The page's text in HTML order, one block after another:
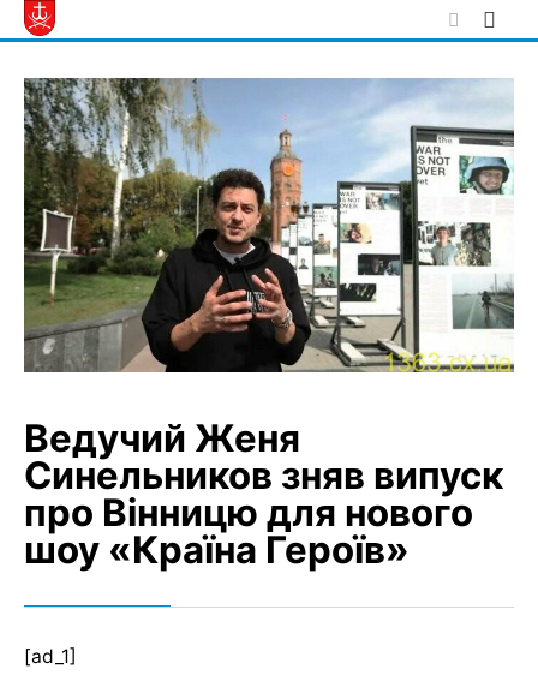
Skip
to
Ведучий Женя
Синельников зняв випуск
про Вінницю для нового
шоу «Країна Героїв»
[ad_1]